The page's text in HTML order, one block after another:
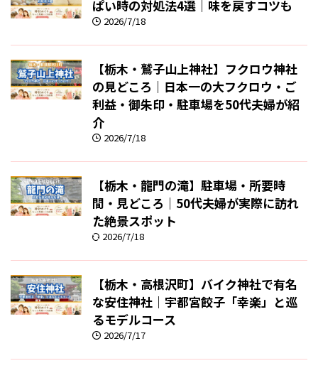
ぱい時の対処法4選｜味を戻すコツも
2026/7/18
【栃木・鷲子山上神社】フクロウ神社
の見どころ｜日本一の大フクロウ・ご
利益・御朱印・駐車場を50代夫婦が紹
介
2026/7/18
【栃木・龍門の滝】駐車場・所要時
間・見どころ｜50代夫婦が実際に訪れ
た絶景スポット
2026/7/18
【栃木・高根沢町】バイク神社で有名
な安住神社｜宇都宮餃子「幸楽」と巡
るモデルコース
2026/7/17